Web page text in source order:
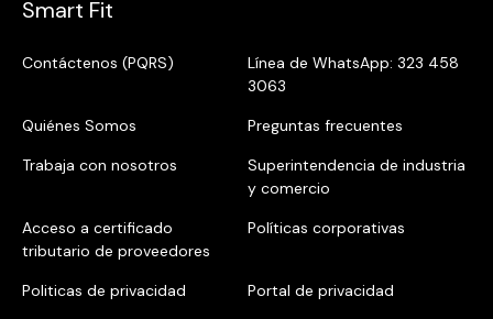
Smart Fit
Contáctenos (PQRS)
Línea de WhatsApp: 323 458
3063
Quiénes Somos
Preguntas frecuentes
Trabaja con nosotros
Superintendencia de industria
y comercio
Acceso a certificado
tributario de proveedores
Políticas corporativas
Politicas de privacidad
Portal de privacidad